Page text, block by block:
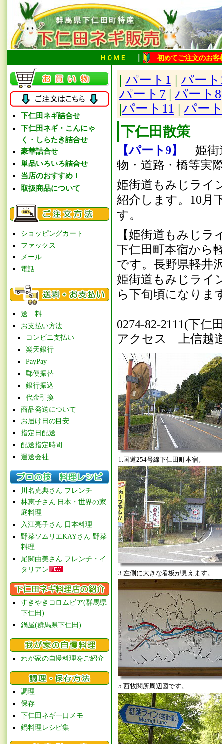
ＨＯＭＥ 初めてご注文のお客
下仁田ネギ詰合せ
下仁田ネギ・こんにゃ
く・しらたき詰合せ
豪華詰合せ
単品いろいろ詰合せ
当店のおすすめ！
取扱商品について
ショッピングカート
ファックス
メール
電話
送 料
お支払い方法
コンビニ支払い
楽天銀行
PayPay
郵便振替
銀行振込
代金引換
商品発送について
お届け日の目安
指定日配送
配送指定時間
運送会社
川名克典さん フレンチ
林恵子さん 日本・世界の家
庭料理
入江亮子さん 日本料理
野菜ソムリエKAYさん 野菜
料理
尾関由美さん フレンチ・イ
タリアン
すきやきコロムビア(群馬県
下仁田)
鍋屋(群馬県下仁田)
わが家の自慢料理をご紹介
調理
保存
下仁田ネギ一口メモ
鍋料理レシピ集
| パート1 | パー
パート7 | パート8
|パート11 | パー
下仁田散策
【パート9】
姫街
物・道路・橋等実
姫街道もみじライ
紹介します。10月
す。
【姫街道もみじラ
下仁田町本宿から
です。長野県軽井
姫街道もみじライ
ら下旬頃になりま
0274-82-2111(下仁
アクセス 上信越
1.国道254号線下仁田町本宿。
3.左側に大きな看板が見えます。
5.西牧関所周辺図です。